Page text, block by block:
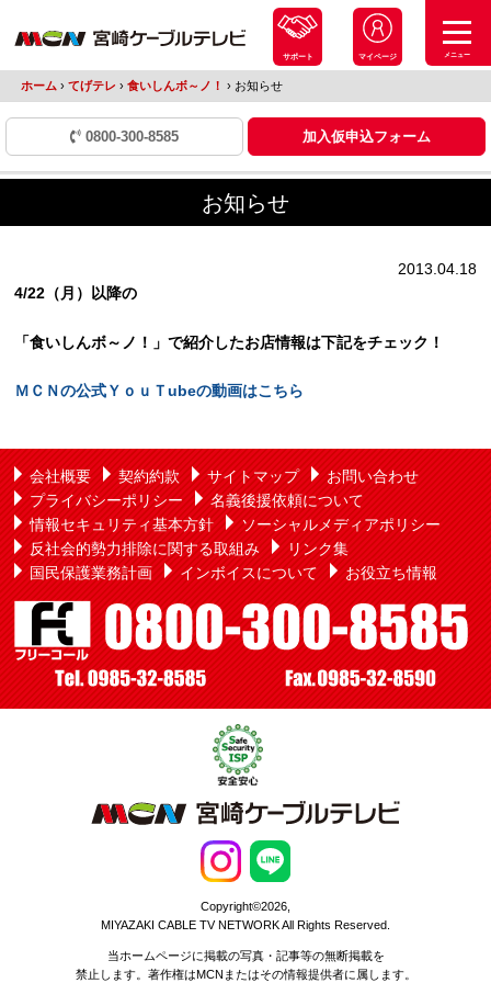
サポート マイページ メニュー
ホーム › てげテレ › 食いしんボ～ノ！ ›お知らせ
0800-300-8585 加入仮申込フォーム
お知らせ
2013.04.18
4/22（月）以降の
「食いしんボ～ノ！」で紹介したお店情報は下記をチェック！
ＭＣＮの公式ＹｏｕＴubeの動画はこちら
会社概要 契約約款 サイトマップ
お問い合わせ
プライバシーポリシー
名義後援依頼について
情報セキュリティ基本方針
ソーシャルメディアポリシー
反社会的勢力排除に関する取組み
リンク集
国民保護業務計画
インボイスについて お役立ち情報
Copyright©2026,
MIYAZAKI CABLE TV NETWORK All Rights Reserved.
当ホームページに掲載の写真・記事等の無断掲載を
禁止します。著作権はMCNまたはその情報提供者に属します。